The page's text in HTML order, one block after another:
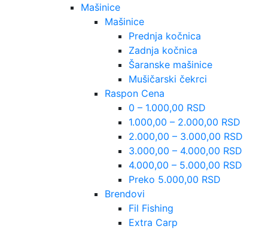
Mašinice
Mašinice
Prednja kočnica
Zadnja kočnica
Šaranske mašinice
Mušičarski čekrci
Raspon Cena
0 – 1.000,00 RSD
1.000,00 – 2.000,00 RSD
2.000,00 – 3.000,00 RSD
3.000,00 – 4.000,00 RSD
4.000,00 – 5.000,00 RSD
Preko 5.000,00 RSD
Brendovi
Fil Fishing
Extra Carp